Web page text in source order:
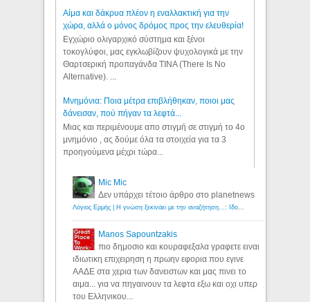
Αίμα και δάκρυα πλέον η εναλλακτική για την
χώρα, αλλά ο μόνος δρόμος προς την ελευθερία!
Εγχώριο ολιγαρχικό σύστημα και ξένοι
τοκογλύφοι, μας εγκλωβίζουν ψυχολογικά με την
Θαρτσερική προπαγάνδα TINA (There Is No
Alternative). ...
Μνημόνια: Ποια μέτρα επιβλήθηκαν, ποιοι μας
δάνεισαν, πού πήγαν τα λεφτά...
Μιας και περιμένουμε απο στιγμή σε στιγμή το 4ο
μνημόνιο , ας δούμε όλα τα στοιχεία για τα 3
προηγούμενα μέχρι τώρα...
Mic Mic
Δεν υπάρχει τέτοιο άρθρο στο planetnews
Manos Sapountzakis
πιο δημοσιο και κουραφεξαλα γραφετε ειναι
ιδιωτικη επιχειρηση η πρωην εφορια που εγινε
ΑΑΔΕ στα χερια των δανειστων και μας πινει το
αιμα... για να πηγαινουν τα λεφτα εξω και οχι υπερ
του Ελληνικου...